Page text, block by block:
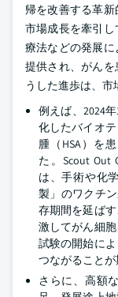
帰を改善する革新
市場成長を牽引
療法などの発展
提供され、がん
うした進歩は、市
例えば、2024
化したバイオ
腫（HSA）を
た。Scout Out
は、手術や化
製」のワクチ
存期間を延ば
激してがん細
試験の開始に
つながることが
さらに、高額